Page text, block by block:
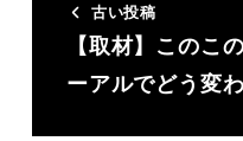
古い投稿
【取材】このこ
ーアルでどう変